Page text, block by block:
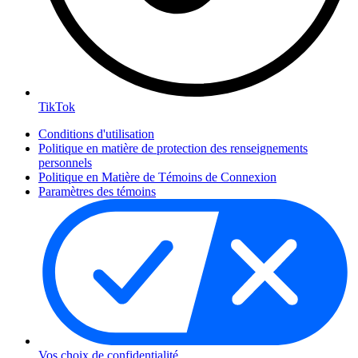
TikTok
Conditions d'utilisation
Politique en matière de protection des renseignements
personnels
Politique en Matière de Témoins de Connexion
Paramètres des témoins